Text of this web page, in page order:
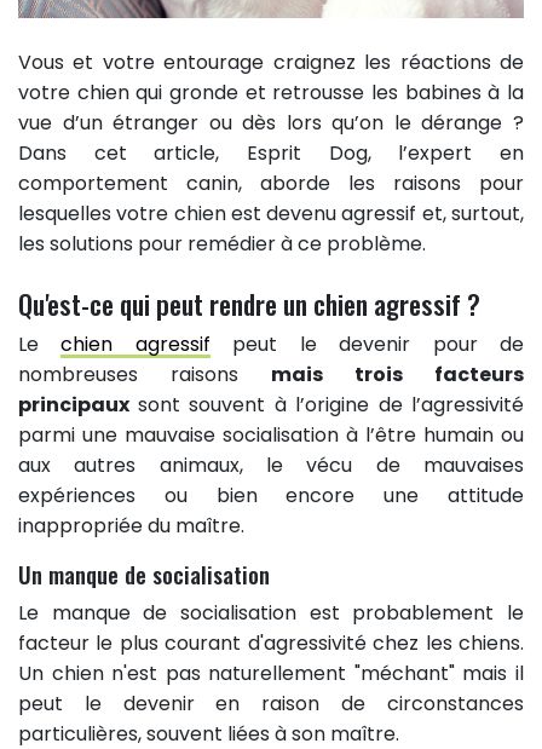
Vous et votre entourage craignez les réactions de
votre chien qui gronde et retrousse les babines à la
vue d’un étranger ou dès lors qu’on le dérange ?
Dans cet article, Esprit Dog, l’expert en
comportement canin, aborde les raisons pour
lesquelles votre chien est devenu agressif et, surtout,
les solutions pour remédier à ce problème.
Qu'est-ce qui peut rendre un chien agressif ?
Lechien agressif peut le devenir pour de
nombreuses raisons mais trois facteurs
principaux sont souvent à l’origine de l’agressivité
parmi une mauvaise socialisation à l’être humain ou
aux autres animaux, le vécu de mauvaises
expériences ou bien encore une attitude
inappropriée du maître.
Un manque de socialisation
Le manque de socialisation est probablement le
facteur le plus courant d'agressivité chez les chiens.
Un chien n'est pas naturellement "méchant" mais il
peut le devenir en raison de circonstances
particulières, souvent liées à son maître.